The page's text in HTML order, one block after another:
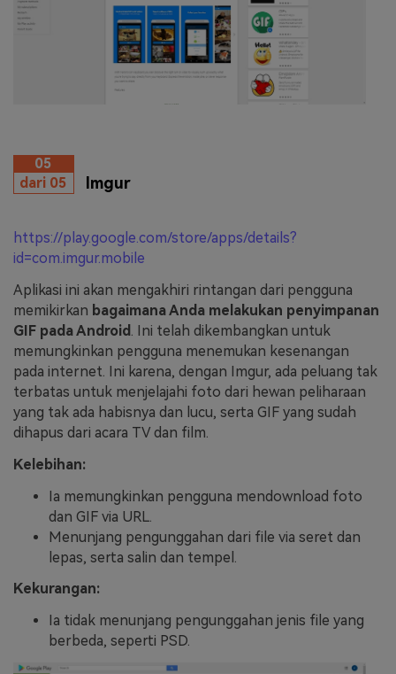
05
dari 05
Imgur
https://play.google.com/store/apps/details?
id=com.imgur.mobile
Aplikasi ini akan mengakhiri rintangan dari pengguna
memikirkan bagaimana Anda melakukan penyimpanan
GIF pada Android . Ini telah dikembangkan untuk
memungkinkan pengguna menemukan kesenangan
pada internet. Ini karena, dengan Imgur, ada peluang tak
terbatas untuk menjelajahi foto dari hewan peliharaan
yang tak ada habisnya dan lucu, serta GIF yang sudah
dihapus dari acara TV dan film.
Kelebihan:
Ia memungkinkan pengguna mendownload foto
dan GIF via URL.
Menunjang pengunggahan dari file via seret dan
lepas, serta salin dan tempel.
Kekurangan:
Ia tidak menunjang pengunggahan jenis file yang
berbeda, seperti PSD.